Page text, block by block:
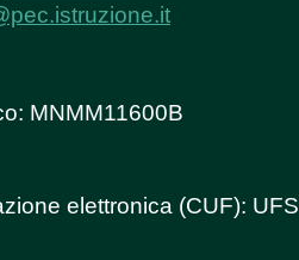
MNMM11600B
elettronica (CUF):